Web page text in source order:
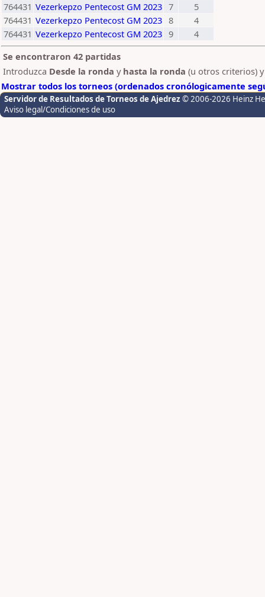
764431 Vezerkepzo Pentecost GM 2023 7
5
764431 Vezerkepzo Pentecost GM 2023 8
4
764431 Vezerkepzo Pentecost GM 2023 9
4
Se encontraron 42 partidas
Introduzca Desde la ronda y hasta la ronda (u otros criterios)
Mostrar todos los torneos (ordenados cronólogicamente
Servidor de Resultados de Torneos de Ajedrez © 2006-2026 Heinz
Aviso legal/Condiciones de uso